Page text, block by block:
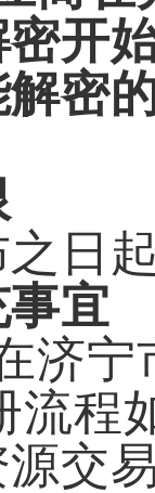
密开
密
之日
宜
济宁
流程
交